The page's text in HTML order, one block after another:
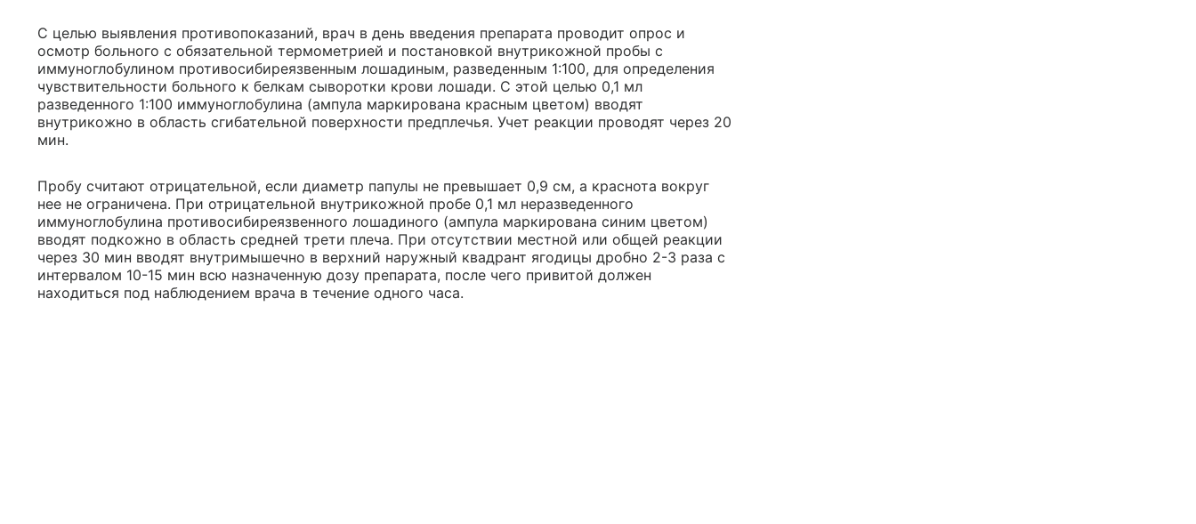
С целью выявления противопоказаний, врач в день введения препарата проводит опрос и
осмотр больного с обязательной термометрией и постановкой внутрикожной пробы с
иммуноглобулином противосибиреязвенным лошадиным, разведенным 1:100, для определения
чувствительности больного к белкам сыворотки крови лошади. С этой целью 0,1 мл
разведенного 1:100 иммуноглобулина (ампула маркирована красным цветом) вводят
внутрикожно в область сгибательной поверхности предплечья. Учет реакции проводят через 20
мин.
Пробу считают отрицательной, если диаметр папулы не превышает 0,9 см, а краснота вокруг
нее не ограничена. При отрицательной внутрикожной пробе 0,1 мл неразведенного
иммуноглобулина противосибиреязвенного лошадиного (ампула маркирована синим цветом)
вводят подкожно в область средней трети плеча. При отсутствии местной или общей реакции
через 30 мин вводят внутримышечно в верхний наружный квадрант ягодицы дробно 2-3 раза с
интервалом 10-15 мин всю назначенную дозу препарата, после чего привитой должен
находиться под наблюдением врача в течение одного часа.